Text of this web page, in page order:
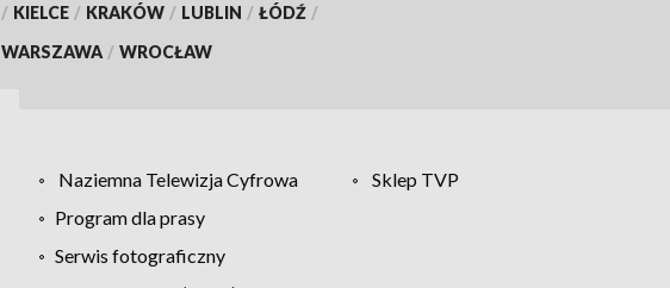
/ KIELCE / KRAKÓW / LUBLIN / ŁÓDŹ /
WARSZAWA / WROCŁAW
Naziemna Telewizja Cyfrowa
Sklep TVP
Program dla prasy
Serwis fotograficzny